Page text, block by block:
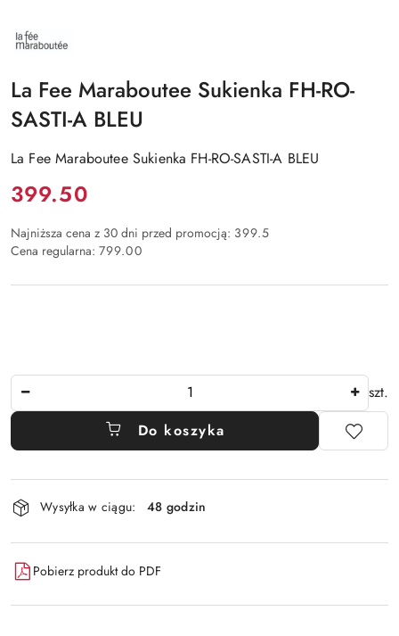
NAZWA
PRODUCENTA:
MARABOUTEE
La Fee Maraboutee Sukienka FH-RO-
SASTI-A BLEU
La Fee Maraboutee Sukienka FH-RO-SASTI-A BLEU
Cena:
399.50
Najniższa cena z 30 dni przed promocją: 399.5
Cena regularna: 799.00
szt.
Do koszyka
Dostępność
i
dostawa
Wysyłka w ciągu: 48 godzin
Pobierz produkt do PDF